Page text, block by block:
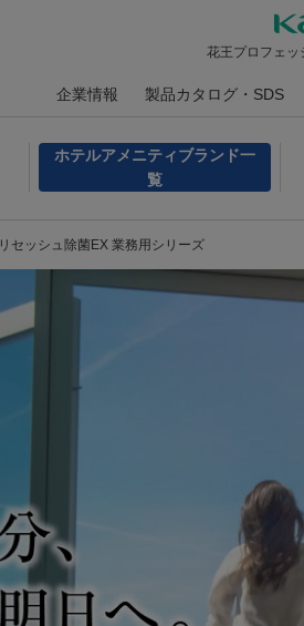
花王プロフェッ
企業情報 製品カタログ・SDS
ホテルアメニティブランド一
覧
リセッシュ除菌EX 業務用シリーズ